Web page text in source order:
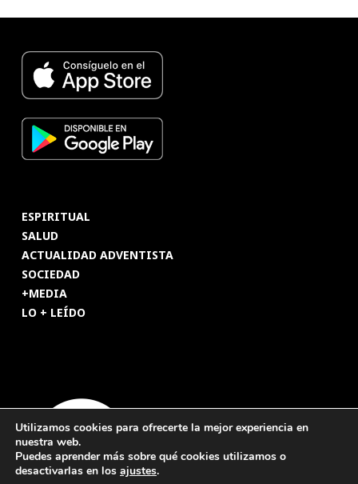
ESPIRITUAL
SALUD
ACTUALIDAD ADVENTISTA
SOCIEDAD
+MEDIA
LO + LEÍDO
Utilizamos cookies para ofrecerte la mejor experiencia en
nuestra web.
Puedes aprender más sobre qué cookies utilizamos o
desactivarlas en los ajustes.